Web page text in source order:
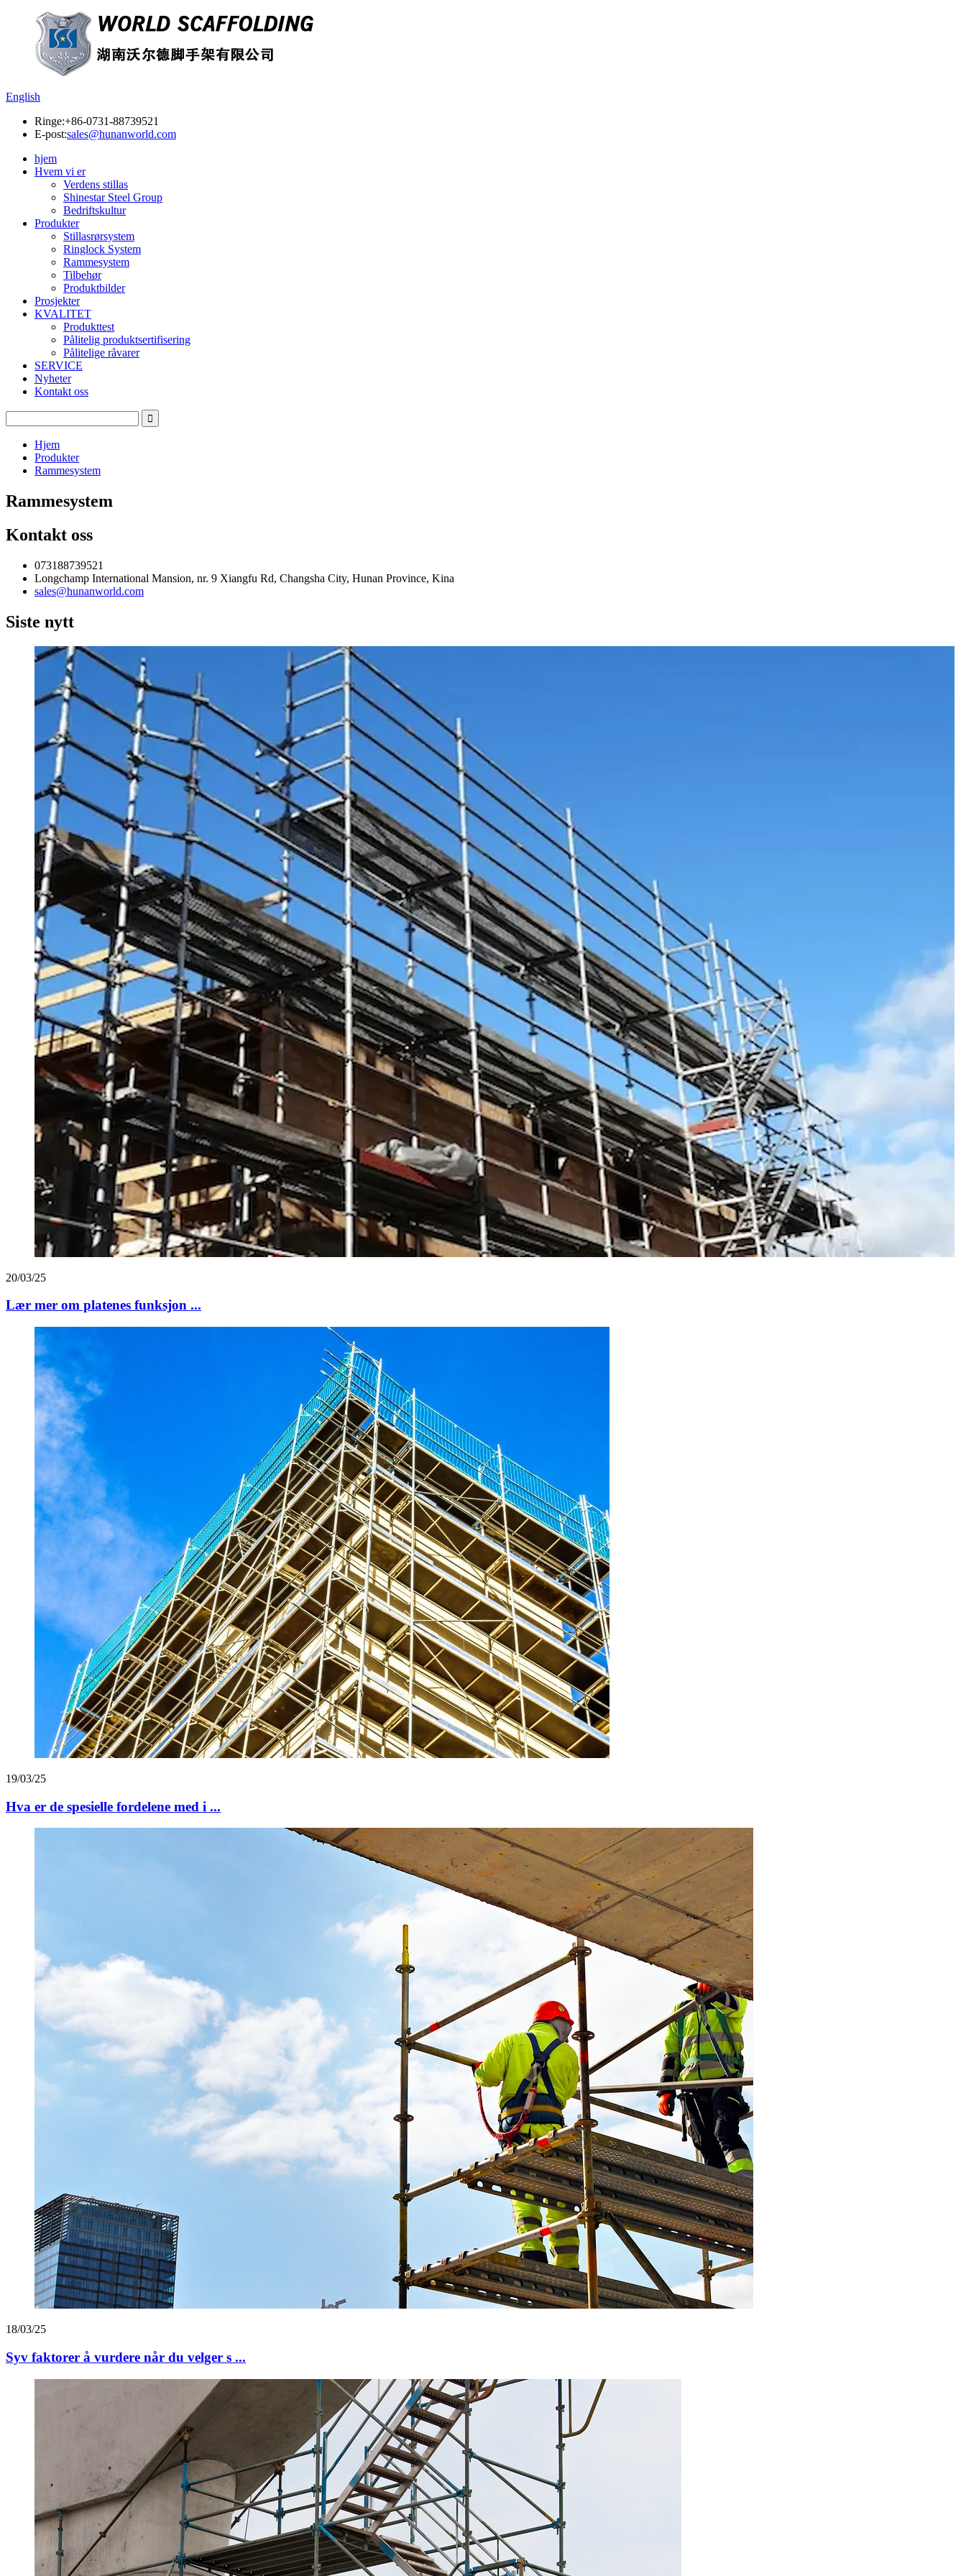
English
Ringe:+86-0731-88739521
E-post:sales@hunanworld.com
hjem
Hvem vi er
Verdens stillas
Shinestar Steel Group
Bedriftskultur
Produkter
Stillasrørsystem
Ringlock System
Rammesystem
Tilbehør
Produktbilder
Prosjekter
KVALITET
Produkttest
Pålitelig produktsertifisering
Pålitelige råvarer
SERVICE
Nyheter
Kontakt oss
Hjem
Produkter
Rammesystem
Rammesystem
Kontakt oss
073188739521
Longchamp International Mansion, nr. 9 Xiangfu Rd, Changsha City, Hunan Province, Kina
sales@hunanworld.com
Siste nytt
20/03/25
Lær mer om platenes funksjon ...
19/03/25
Hva er de spesielle fordelene med i ...
18/03/25
Syv faktorer å vurdere når du velger s ...